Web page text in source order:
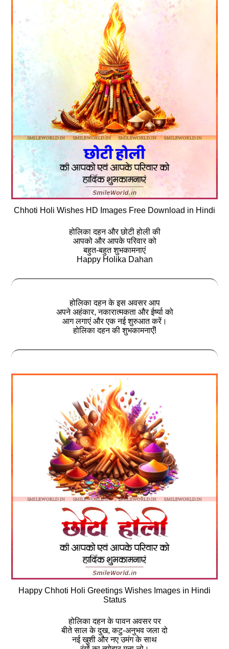
Chhoti Holi Wishes HD Images Free Download in Hindi
होलिका दहन और छोटी होली की
आपको और आपके परिवार को
बहुत-बहुत शुभकामनाएं
Happy Holika Dahan
होलिका दहन के इस अवसर आप
अपने अहंकार, नकारात्मकता और ईर्ष्या को
आग लगाएं और एक नई शुरुआत करें।
होलिका दहन की शुभकामनाएँ!
Happy Chhoti Holi Greetings Wishes Images in Hindi
Status
होलिका दहन के पावन अवसर पर
बीते साल के दुख, कटु-अनुभव जला दो
नई खुशी और नए उमंग के साथ